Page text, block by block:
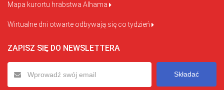
Mapa kurortu hrabstwa Alhama
Wirtualne dni otwarte odbywają się co tydzień
ZAPISZ SIĘ DO NEWSLETTERA
Składać